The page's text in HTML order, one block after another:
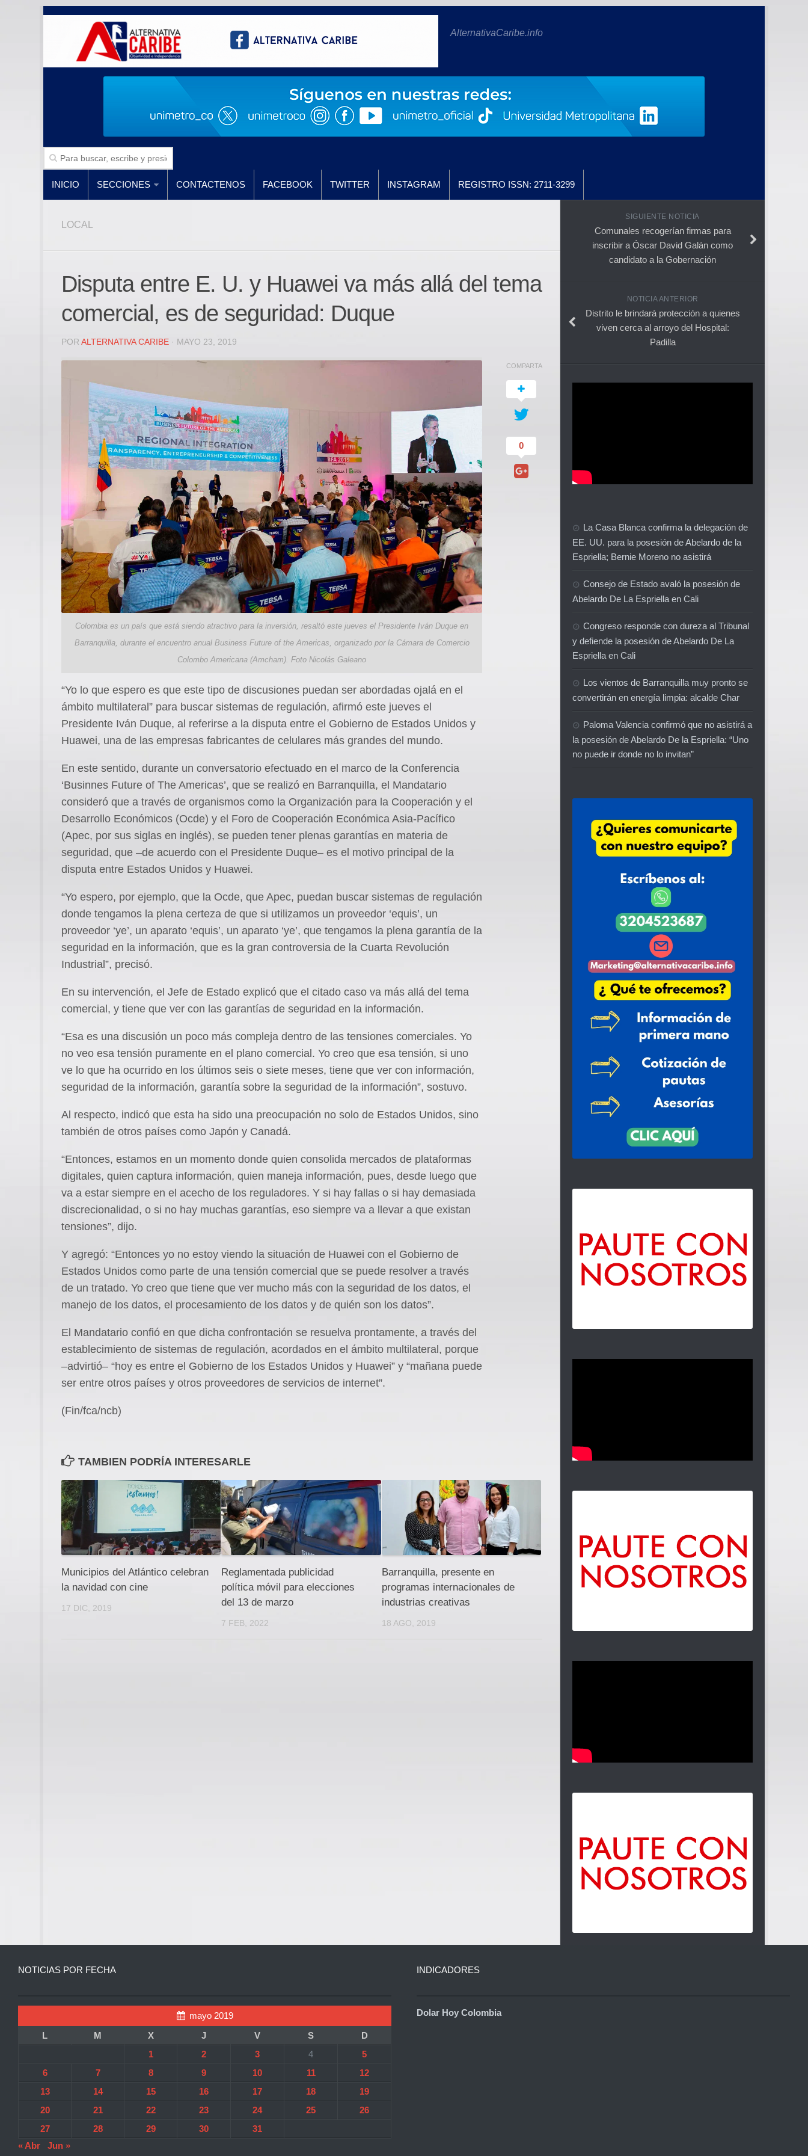
AlternativaCaribe.info
INICIO SECCIONES CONTACTENOS FACEBOOK TWITTER INSTAGRAM REGISTRO ISSN: 2711-3299
LOCAL
Disputa entre E. U. y Huawei va más allá del tema
comercial, es de seguridad: Duque
POR ALTERNATIVA CARIBE · MAYO 23, 2019
Colombia es un país que está siendo atractivo para la inversión, resaltó este jueves el Presidente Iván Duque en
Barranquilla, durante el encuentro anual Business Future of the Americas, organizado por la Cámara de Comercio
Colombo Americana (Amcham). Foto Nicolás Galeano
“Yo lo que espero es que este tipo de discusiones puedan ser abordadas ojalá en el
ámbito multilateral” para buscar sistemas de regulación, afirmó este jueves el
Presidente Iván Duque, al referirse a la disputa entre el Gobierno de Estados Unidos y
Huawei, una de las empresas fabricantes de celulares más grandes del mundo.
En este sentido, durante un conversatorio efectuado en el marco de la Conferencia
‘Businnes Future of The Americas’, que se realizó en Barranquilla, el Mandatario
consideró que a través de organismos como la Organización para la Cooperación y el
Desarrollo Económicos (Ocde) y el Foro de Cooperación Económica Asia-Pacífico
(Apec, por sus siglas en inglés), se pueden tener plenas garantías en materia de
seguridad, que –de acuerdo con el Presidente Duque– es el motivo principal de la
disputa entre Estados Unidos y Huawei.
“Yo espero, por ejemplo, que la Ocde, que Apec, puedan buscar sistemas de regulación
donde tengamos la plena certeza de que si utilizamos un proveedor ‘equis’, un
proveedor ‘ye’, un aparato ‘equis’, un aparato ‘ye’, que tengamos la plena garantía de la
seguridad en la información, que es la gran controversia de la Cuarta Revolución
Industrial”, precisó.
En su intervención, el Jefe de Estado explicó que el citado caso va más allá del tema
comercial, y tiene que ver con las garantías de seguridad en la información.
“Esa es una discusión un poco más compleja dentro de las tensiones comerciales. Yo
no veo esa tensión puramente en el plano comercial. Yo creo que esa tensión, si uno
ve lo que ha ocurrido en los últimos seis o siete meses, tiene que ver con información,
seguridad de la información, garantía sobre la seguridad de la información”, sostuvo.
Al respecto, indicó que esta ha sido una preocupación no solo de Estados Unidos, sino
también de otros países como Japón y Canadá.
“Entonces, estamos en un momento donde quien consolida mercados de plataformas
digitales, quien captura información, quien maneja información, pues, desde luego que
va a estar siempre en el acecho de los reguladores. Y si hay fallas o si hay demasiada
discrecionalidad, o si no hay muchas garantías, eso siempre va a llevar a que existan
tensiones”, dijo.
Y agregó: “Entonces yo no estoy viendo la situación de Huawei con el Gobierno de
Estados Unidos como parte de una tensión comercial que se puede resolver a través
de un tratado. Yo creo que tiene que ver mucho más con la seguridad de los datos, el
manejo de los datos, el procesamiento de los datos y de quién son los datos”.
El Mandatario confió en que dicha confrontación se resuelva prontamente, a través del
establecimiento de sistemas de regulación, acordados en el ámbito multilateral, porque
–advirtió– “hoy es entre el Gobierno de los Estados Unidos y Huawei” y “mañana puede
ser entre otros países y otros proveedores de servicios de internet”.
(Fin/fca/ncb)
COMPARTA
0
TAMBIEN PODRÍA INTERESARLE
Municipios del Atlántico celebran
la navidad con cine
17 DIC, 2019
Reglamentada publicidad
política móvil para elecciones
del 13 de marzo
7 FEB, 2022
Barranquilla, presente en
programas internacionales de
industrias creativas
18 AGO, 2019
SIGUIENTE NOTICIA
Comunales recogerían firmas para
inscribir a Óscar David Galán como
candidato a la Gobernación
NOTICIA ANTERIOR
Distrito le brindará protección a quienes
viven cerca al arroyo del Hospital:
Padilla
La Casa Blanca confirma la delegación de
EE. UU. para la posesión de Abelardo de la
Espriella; Bernie Moreno no asistirá
Consejo de Estado avaló la posesión de
Abelardo De La Espriella en Cali
Congreso responde con dureza al Tribunal
y defiende la posesión de Abelardo De La
Espriella en Cali
Los vientos de Barranquilla muy pronto se
convertirán en energía limpia: alcalde Char
Paloma Valencia confirmó que no asistirá a
la posesión de Abelardo De la Espriella: “Uno
no puede ir donde no lo invitan”
NOTICIAS POR FECHA
mayo 2019
L
M X J V S
D
1
2 3 4
5
6
7 8 9 10 11
12
13
14 15 16 17 18
19
20
21 22 23 24 25
26
27
28 29 30
31
« Abr
Jun »
INDICADORES
Dolar Hoy Colombia